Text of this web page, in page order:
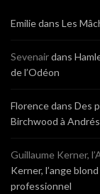
Emiliedans Les
Sevenairdans
de l’Odéon
Florencedans Des
Birchwood à
Guillaume Kerner,
Kerner, l’ange
professionnel